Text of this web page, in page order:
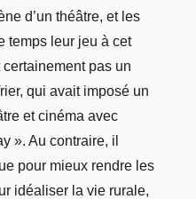
d’un théâtre, et les
temps leur jeu à cet
certainement pas un
qui avait imposé un
et cinéma avec
». Au contraire, il
pour mieux rendre les
idéaliser la vie rurale,